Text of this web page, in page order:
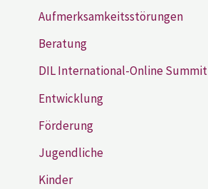
Aufmerksamkeitsstörungen
Beratung
DIL International-Online Summit
Entwicklung
Förderung
Jugendliche
Kinder